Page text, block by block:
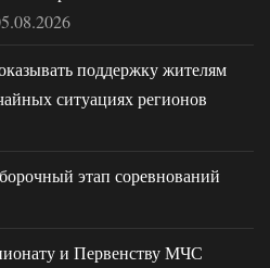
поддержку жителям
ситуациях регионов
этап соревнований
и Первенству МЧС